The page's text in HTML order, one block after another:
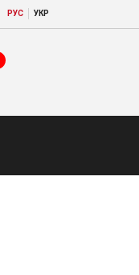
РУC | УКР